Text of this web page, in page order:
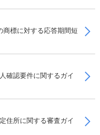
商標に対する応答期間短
確認要件に関するガイ
住所に関する審査ガイ